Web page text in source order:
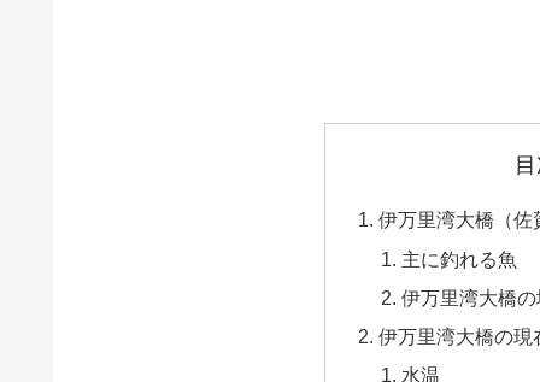
伊万里湾大橋（佐
主に釣れる魚
伊万里湾大橋
伊万里湾大橋の現
水温